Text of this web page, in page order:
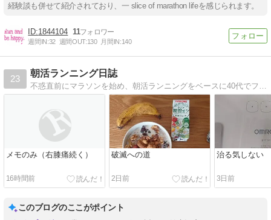
経験談も併せて紹介されており、一 slice of marathon lifeを感じられます。
1844104 11
週間IN:32 週間OUT:130 月間IN:140
23
朝活ランニング日誌
不惑直前にマラソンを始め、朝活ランニングをベースに40代でフルマラソンのサブ2.5を達成しました。次の目標は福岡国際のA標準突破です。
メモのみ（右膝痛続く）
16時間前
破滅への道
2日前
治る気しない
3日前
このブログのここがポイント